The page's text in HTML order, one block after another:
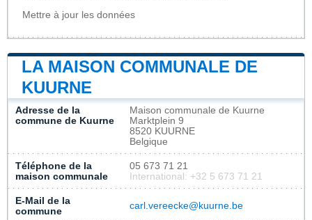
Mettre à jour les données
LA MAISON COMMUNALE DE
KUURNE
Adresse de la
commune de Kuurne
Maison communale de Kuurne
Marktplein 9
8520 KUURNE
Belgique
Téléphone de la
maison communale
05 673 71 21
International: +32 5 673 71 21
E-Mail de la
commune
carl.vereecke@kuurne.be